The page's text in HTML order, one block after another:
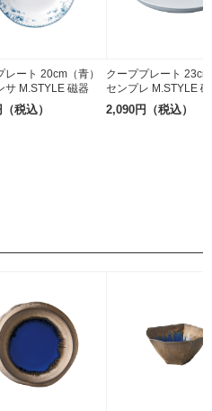
レート 20cm（青）
サ M.STYLE 磁器
税込）
クーププレート
センプレ M.STYLE
2,090円（税込）